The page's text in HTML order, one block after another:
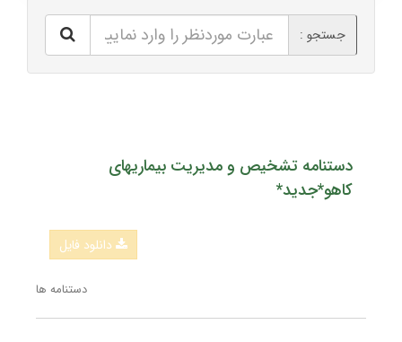
جستجو :
دستنامه تشخیص و مدیریت بیماریهای
کاهو*جدید*
دانلود فایل
دستنامه ها